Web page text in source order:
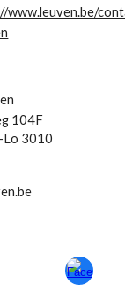
www.leuven.be/
104F
Lo 3010